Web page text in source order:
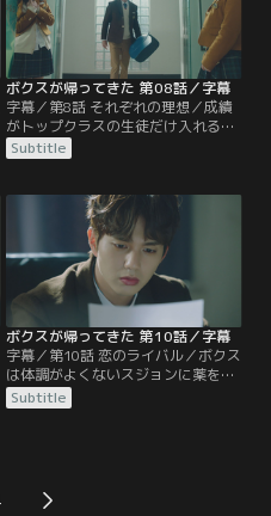
ボクスが帰ってきた 第08話／字幕
字幕／第8話 それぞれの理想／成績
がトップクラスの生徒だけ入れる
IVY組で、最下位が続くオ・ヨンミ
ン。ヨンミンは下のクラスに移るよ
じこもってしまう。すると、ボクス
がその場に現れ、自習室のガラスを
Subtitle
ボクスが帰ってきた 第10話／字幕
字幕／第10話 恋のライバル／ボクス
は体調がよくないスジョンに薬を渡
そうとするが、セホが渡していると
ころを目撃してやめてしまう。翌
が気になる！
Subtitle